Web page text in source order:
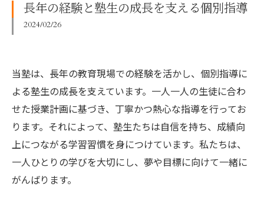
長年の経験と塾生の成長を支える個別指導
2024/02/26
当塾は、長年の教育現場での経験を活かし、個別指導に
よる塾生の成長を支えています。一人一人の生徒に合わ
せた授業計画に基づき、丁寧かつ熱心な指導を行ってお
ります。それによって、塾生たちは自信を持ち、成績向
上につながる学習習慣を身につけています。私たちは、
一人ひとりの学びを大切にし、夢や目標に向けて一緒に
がんばります。